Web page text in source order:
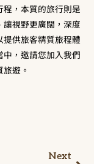
，本質的旅行則是
視野更廣闊，深度
供旅客精質旅程體
，邀請您加入我們
遊。
Next